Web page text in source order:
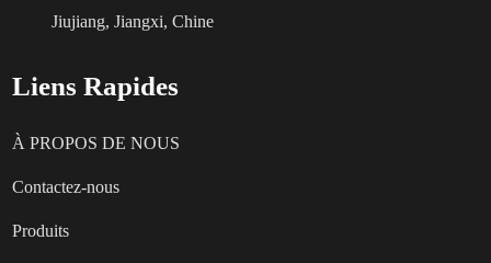
Jiujiang, Jiangxi, Chine
Liens Rapides
À PROPOS DE NOUS
Contactez-nous
Produits